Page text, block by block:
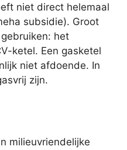
niet direct helemaal
subsidie). Groot
het
ketel. Een gasketel
niet afdoende. In
zijn.
milieuvriendelijke